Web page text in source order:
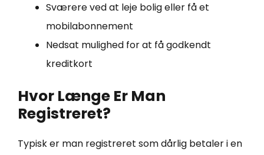
Sværere ved at leje bolig eller få et
mobilabonnement
Nedsat mulighed for at få godkendt
kreditkort
Hvor Længe Er Man
Registreret?
Typisk er man registreret som dårlig betaler i en